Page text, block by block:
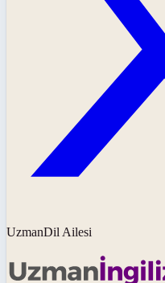
UzmanDil Ailesi